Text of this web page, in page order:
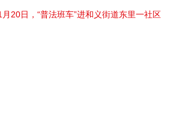
月20日，“普法班车”进和义街道东里一社区